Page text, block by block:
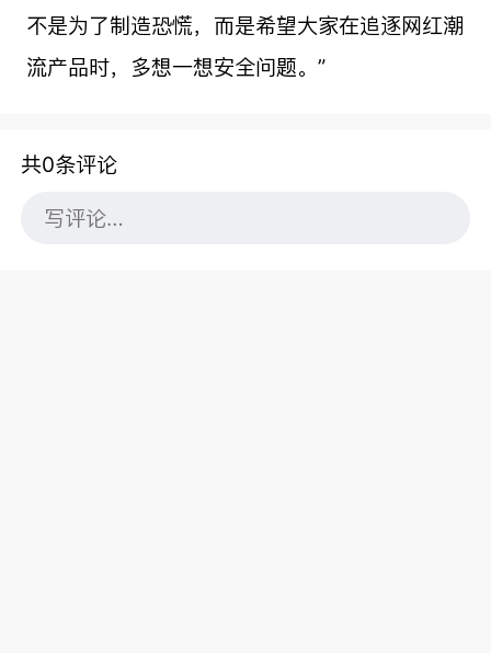
不是为了制造恐慌，而是希望大家在追逐网红潮
流产品时，多想一想安全问题。”
共0条评论